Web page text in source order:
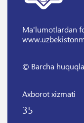
Ma'lumotlardan
© Barcha
Axborot xizmati
35